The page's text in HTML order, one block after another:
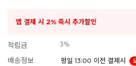
앱 결제 시 2% 즉시 추가할인
적립금 3%
배송정보 평일 13:00 이전 결제시